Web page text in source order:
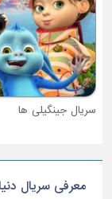
سریال جینگیلی ها
معرفی سریال